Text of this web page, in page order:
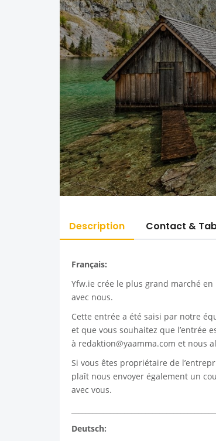
Description Contact &
Français:
Yfw.ie crée le plus grand marché en
avec nous.
Cette entrée a été saisi par notre
et que vous souhaitez que l’entrée
à redaktion@yaamma.com et nous
Si vous êtes propriétaire de
plaît nous envoyer également un
avec vous.
Deutsch: